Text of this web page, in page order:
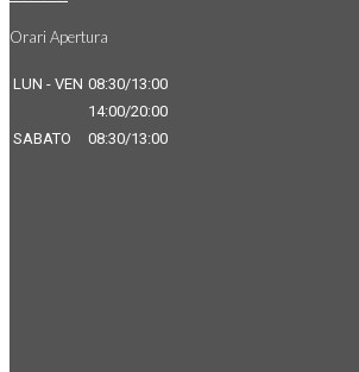
Orari Apertura
LUN - VEN 08:30/13:00
14:00/20:00
SABATO
08:30/13:00